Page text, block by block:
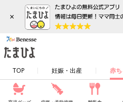
×
TOP 妊娠・出産 赤